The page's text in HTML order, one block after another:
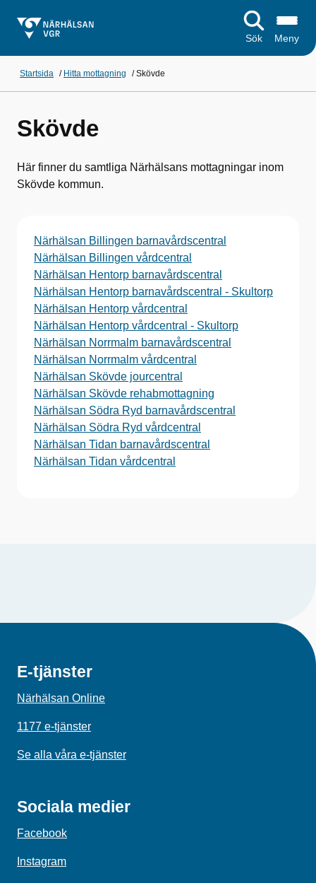
Sök Meny
Startsida / Hitta mottagning /Skövde
Skövde
Här finner du samtliga Närhälsans mottagningar inom
Skövde kommun.
Närhälsan Billingen barnavårdscentral
Närhälsan Billingen vårdcentral
Närhälsan Hentorp barnavårdscentral
Närhälsan Hentorp barnavårdscentral - Skultorp
Närhälsan Hentorp vårdcentral
Närhälsan Hentorp vårdcentral - Skultorp
Närhälsan Norrmalm barnavårdscentral
Närhälsan Norrmalm vårdcentral
Närhälsan Skövde jourcentral
Närhälsan Skövde rehabmottagning
Närhälsan Södra Ryd barnavårdscentral
Närhälsan Södra Ryd vårdcentral
Närhälsan Tidan barnavårdscentral
Närhälsan Tidan vårdcentral
E-tjänster
Närhälsan Online
1177 e-tjänster
Se alla våra e-tjänster
Sociala medier
Facebook
Instagram